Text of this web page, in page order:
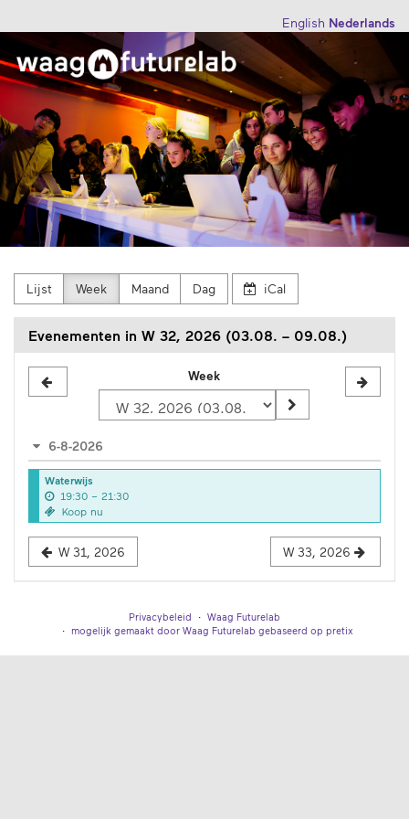
naar de
hoofd-
inhoud
English Nederlands
Waag
Futurelab
Lijst Week Maand Dag iCal
Evenementen in W 32, 2026 (03.08. – 09.08.)
een
om
te
weer
te
geven
Week
6-8-2026
Waterwijs
19:30 –
o
t
21:30
Koop nu
W 31, 2026 W 33, 2026
Privacybeleid
Waag Futurelab
mogelijk gemaakt door Waag Futurelab gebaseerd op pretix